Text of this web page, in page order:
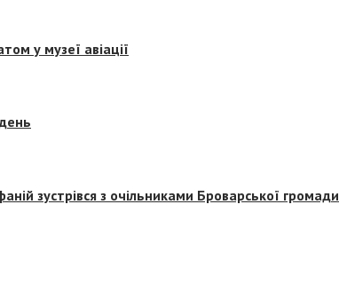
у музеї авіації
зустрівся з очільниками Броварської громади